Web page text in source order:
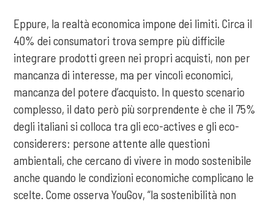
Eppure, la realtà economica impone dei limiti. Circa il
40% dei consumatori trova sempre più difficile
integrare prodotti green nei propri acquisti, non per
mancanza di interesse, ma per vincoli economici,
mancanza del potere d’acquisto. In questo scenario
complesso, il dato però più sorprendente è che il 75%
degli italiani si colloca tra gli eco-actives e gli eco-
considerers: persone attente alle questioni
ambientali, che cercano di vivere in modo sostenibile
anche quando le condizioni economiche complicano le
scelte. Come osserva YouGov, “la sostenibilità non